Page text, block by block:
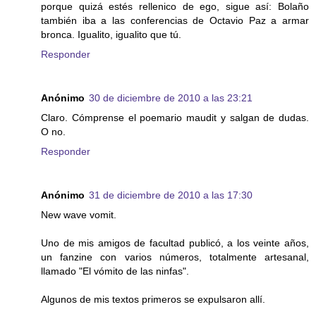
porque quizá estés rellenico de ego, sigue así: Bolaño
también iba a las conferencias de Octavio Paz a armar
bronca. Igualito, igualito que tú.
Responder
Anónimo 30 de diciembre de 2010 a las 23:21
Claro. Cómprense el poemario maudit y salgan de dudas.
O no.
Responder
Anónimo 31 de diciembre de 2010 a las 17:30
New wave vomit.
Uno de mis amigos de facultad publicó, a los veinte años,
un fanzine con varios números, totalmente artesanal,
llamado "El vómito de las ninfas".
Algunos de mis textos primeros se expulsaron allí.